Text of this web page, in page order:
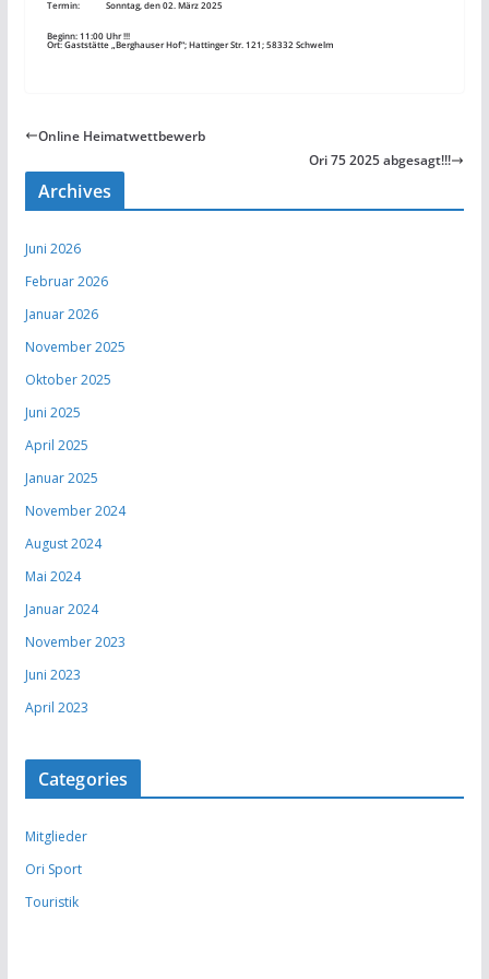
Termin: Sonntag, den 02. März 2025
Beginn: 11:00 Uhr !!!
Ort: Gaststätte „Berghauser Hof“; Hattinger Str. 121; 58332 Schwelm
Online Heimatwettbewerb
Ori 75 2025 abgesagt!!!
Archives
Juni 2026
Februar 2026
Januar 2026
November 2025
Oktober 2025
Juni 2025
April 2025
Januar 2025
November 2024
August 2024
Mai 2024
Januar 2024
November 2023
Juni 2023
April 2023
Categories
Mitglieder
Ori Sport
Touristik